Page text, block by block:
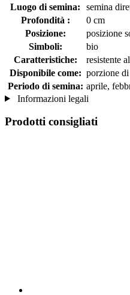
Luogo di semina:
semina
Profondità :
0 cm
Posizione:
posizione
Simboli:
bio
Caratteristiche:
resistente
Disponibile come: porzione di
Periodo di semina: aprile,
Informazioni legali
Prodotti consigliati